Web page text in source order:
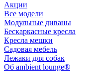
Акции
Все модели
Модульные диваны
Бескаркасные кресла
Кресла мешки
Садовая мебель
Лежаки для собак
Об ambient lounge®